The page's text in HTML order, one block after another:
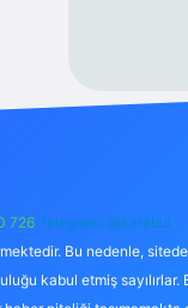
726 Telegram: @karabul
Bu nedenle,
kabul etmiş